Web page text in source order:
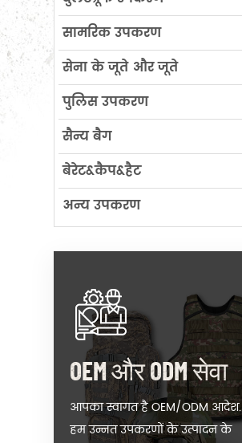
सामरिक उपकरण
सेना के जूते और जूते
पुलिस उपकरण
सैन्य बैग
बेरेट&कैप&हैट
अन्य उपकरण
OEM और ODM सेवा
आपका स्वागत है OEM/ODM आदेश.
हम उन्नत उपकरणों के उत्पादन के